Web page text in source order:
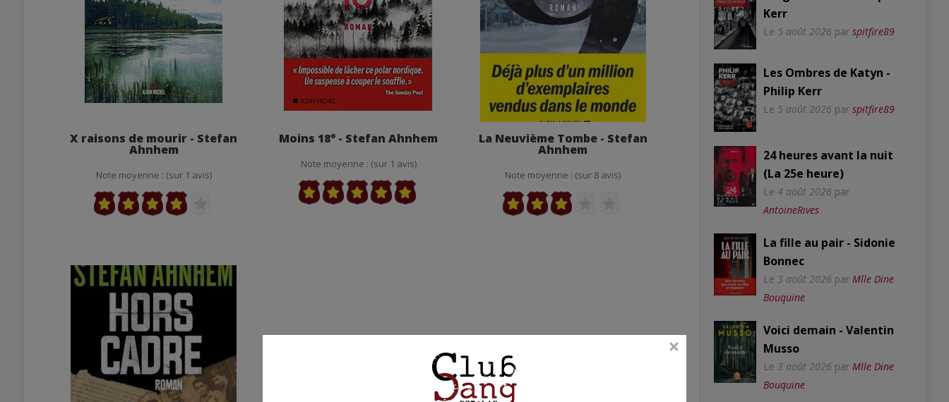
X raisons de mourir - Stefan
Ahnhem
Note moyenne : (sur 1 avis)
Moins 18° - Stefan Ahnhem
Note moyenne : (sur 1 avis)
La Neuvième Tombe - Stefan
Ahnhem
Note moyenne : (sur 8 avis)
Kerr
Le 5 août 2026 par spitfire89
Les Ombres de Katyn -
Philip Kerr
Le 5 août 2026 par spitfire89
24 heures avant la nuit
(La 25e heure)
Le 4 août 2026 par
AntoineRives
La fille au pair - Sidonie
Bonnec
Le 3 août 2026 par Mlle Dine
Bouquine
Voici demain - Valentin
Musso
Le 3 août 2026 par Mlle Dine
Bouquine